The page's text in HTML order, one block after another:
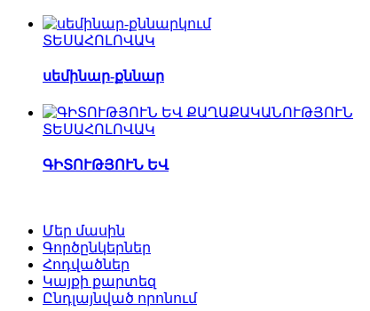
ՏԵՍԱՀՈԼՈՎԱԿ
սեմինար-քննար
ՏԵՍԱՀՈԼՈՎԱԿ
ԳԻՏՈՒԹՅՈՒՆ ԵՎ
Մեր մասին
Գործընկերներ
Հոդվածներ
Կայքի քարտեզ
Ընդլայնված որոնում